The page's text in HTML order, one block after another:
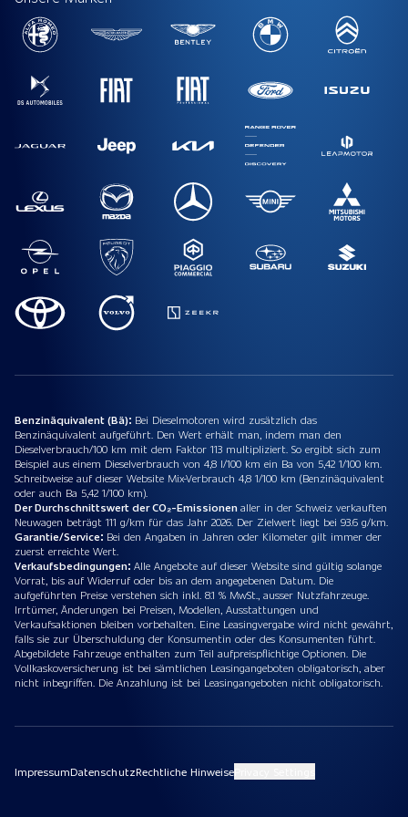
Benzinäquivalent (Bä): Bei Dieselmotoren wird zusätzlich das
Benzinäquivalent aufgeführt. Den Wert erhält man, indem man den
Dieselverbrauch/100 km mit dem Faktor 113 multipliziert. So ergibt sich zum
Beispiel aus einem Dieselverbrauch von 4,8 l/100 km ein Ba von 5,42 1/100 km.
Schreibweise auf dieser Website Mix-Verbrauch 4,8 1/100 km (Benzinäquivalent
oder auch Ba 5,42 1/100 km).
Der Durchschnittswert der CO₂-Emissionenaller in der Schweiz verkauften
Neuwagen beträgt 111 g/km für das Jahr 2026. Der Zielwert liegt bei 93.6 g/km.
Garantie/Service: Bei den Angaben in Jahren oder Kilometer gilt immer der
zuerst erreichte Wert.
Verkaufsbedingungen: Alle Angebote auf dieser Website sind gültig solange
Vorrat, bis auf Widerruf oder bis an dem angegebenen Datum. Die
aufgeführten Preise verstehen sich inkl. 8.1 % MwSt., ausser Nutzfahrzeuge.
Irrtümer, Änderungen bei Preisen, Modellen, Ausstattungen und
Verkaufsaktionen bleiben vorbehalten. Eine Leasingvergabe wird nicht gewährt,
falls sie zur Überschuldung der Konsumentin oder des Konsumenten führt.
Abgebildete Fahrzeuge enthalten zum Teil aufpreispflichtige Optionen. Die
Vollkaskoversicherung ist bei sämtlichen Leasingangeboten obligatorisch, aber
nicht inbegriffen. Die Anzahlung ist bei Leasingangeboten nicht obligatorisch.
ImpressumDatenschutzRechtliche Hinweise